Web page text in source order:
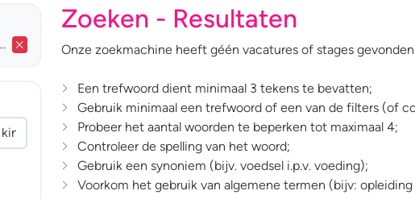
Zoeken - Resultaten
Onze zoekmachine heeft géén vacatures of stages
Een trefwoord dient minimaal 3 tekens te bevatten;
Gebruik minimaal een trefwoord of een van de filters (of
Probeer het aantal woorden te beperken tot maximaal 4;
Controleer de spelling van het woord;
Gebruik een synoniem (bijv. voedsel i.p.v. voeding);
Voorkom het gebruik van algemene termen (bijv: